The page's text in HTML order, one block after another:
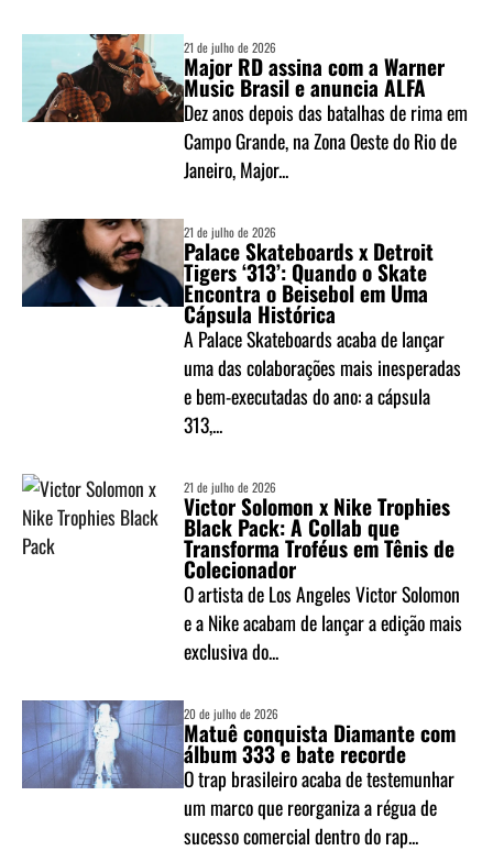
21 de julho de 2026
Major RD assina com a Warner
Music Brasil e anuncia ALFA
Dez anos depois das batalhas de rima em
Campo Grande, na Zona Oeste do Rio de
Janeiro, Major...
21 de julho de 2026
Palace Skateboards x Detroit
Tigers ‘313’: Quando o Skate
Encontra o Beisebol em Uma
Cápsula Histórica
A Palace Skateboards acaba de lançar
uma das colaborações mais inesperadas
e bem-executadas do ano: a cápsula
313,...
21 de julho de 2026
Victor Solomon x Nike Trophies
Black Pack: A Collab que
Transforma Troféus em Tênis de
Colecionador
O artista de Los Angeles Victor Solomon
e a Nike acabam de lançar a edição mais
exclusiva do...
20 de julho de 2026
Matuê conquista Diamante com
álbum 333 e bate recorde
O trap brasileiro acaba de testemunhar
um marco que reorganiza a régua de
sucesso comercial dentro do rap...